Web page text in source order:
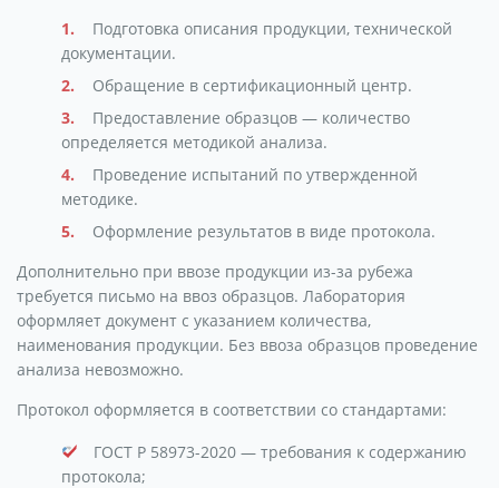
Подготовка описания продукции, технической
документации.
Обращение в сертификационный центр.
Предоставление образцов — количество
определяется методикой анализа.
Проведение испытаний по утвержденной
методике.
Оформление результатов в виде протокола.
Дополнительно при ввозе продукции из-за рубежа
требуется письмо на ввоз образцов. Лаборатория
оформляет документ с указанием количества,
наименования продукции. Без ввоза образцов проведение
анализа невозможно.
Протокол оформляется в соответствии со стандартами:
ГОСТ Р 58973-2020 — требования к содержанию
протокола;